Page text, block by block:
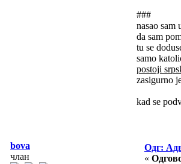
###
nasao sam
da sam
tu se
samo
postoji
zasigurno
kad se
bova
члан
Одг:
«